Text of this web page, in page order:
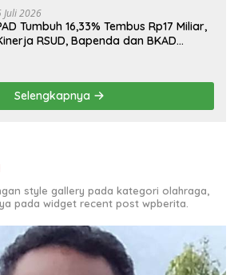
Juli 2026
Tumbuh 16,33% Tembus Rp17 Miliar,
RSUD, Bapenda dan BKAD
Selengkapnya
style gallery pada kategori olahraga,
pada widget recent post wpberita.